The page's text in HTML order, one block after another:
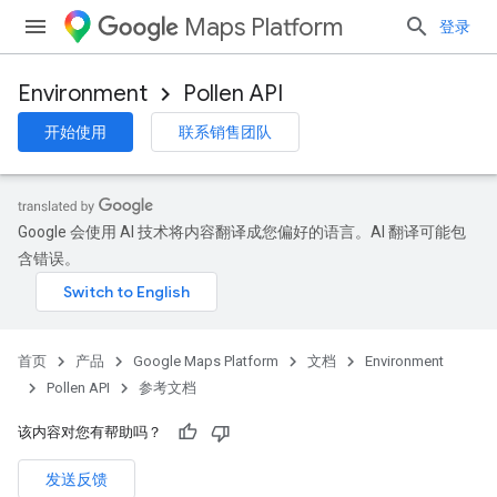
Maps Platform 登录
Environment Pollen API
开始使用 联系销售团队
Google 会使用 AI 技术将内容翻译成您偏好的语言。AI 翻译可能包
含错误。
首页 产品 Google Maps Platform 文档
Environment
Pollen API
参考文档
该内容对您有帮助吗？
发送反馈